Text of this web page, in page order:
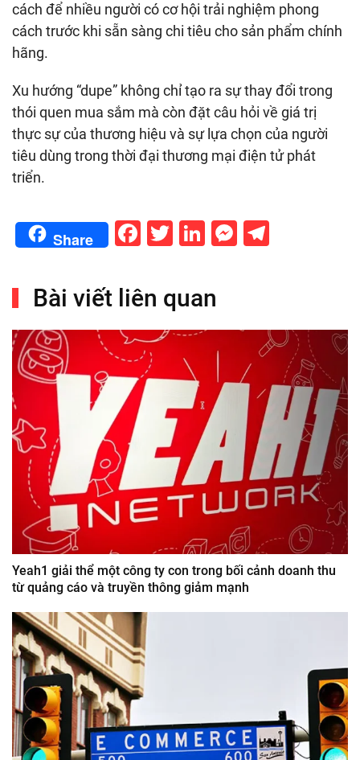
cách để nhiều người có cơ hội trải nghiệm phong
cách trước khi sẵn sàng chi tiêu cho sản phẩm chính
hãng.
Xu hướng “dupe” không chỉ tạo ra sự thay đổi trong
thói quen mua sắm mà còn đặt câu hỏi về giá trị
thực sự của thương hiệu và sự lựa chọn của người
tiêu dùng trong thời đại thương mại điện tử phát
triển.
Share Facebook
Twitter
LinkedIn
Bài viết liên quan
Yeah1 giải thể một công ty con trong bối cảnh doanh thu
từ quảng cáo và truyền thông giảm mạnh